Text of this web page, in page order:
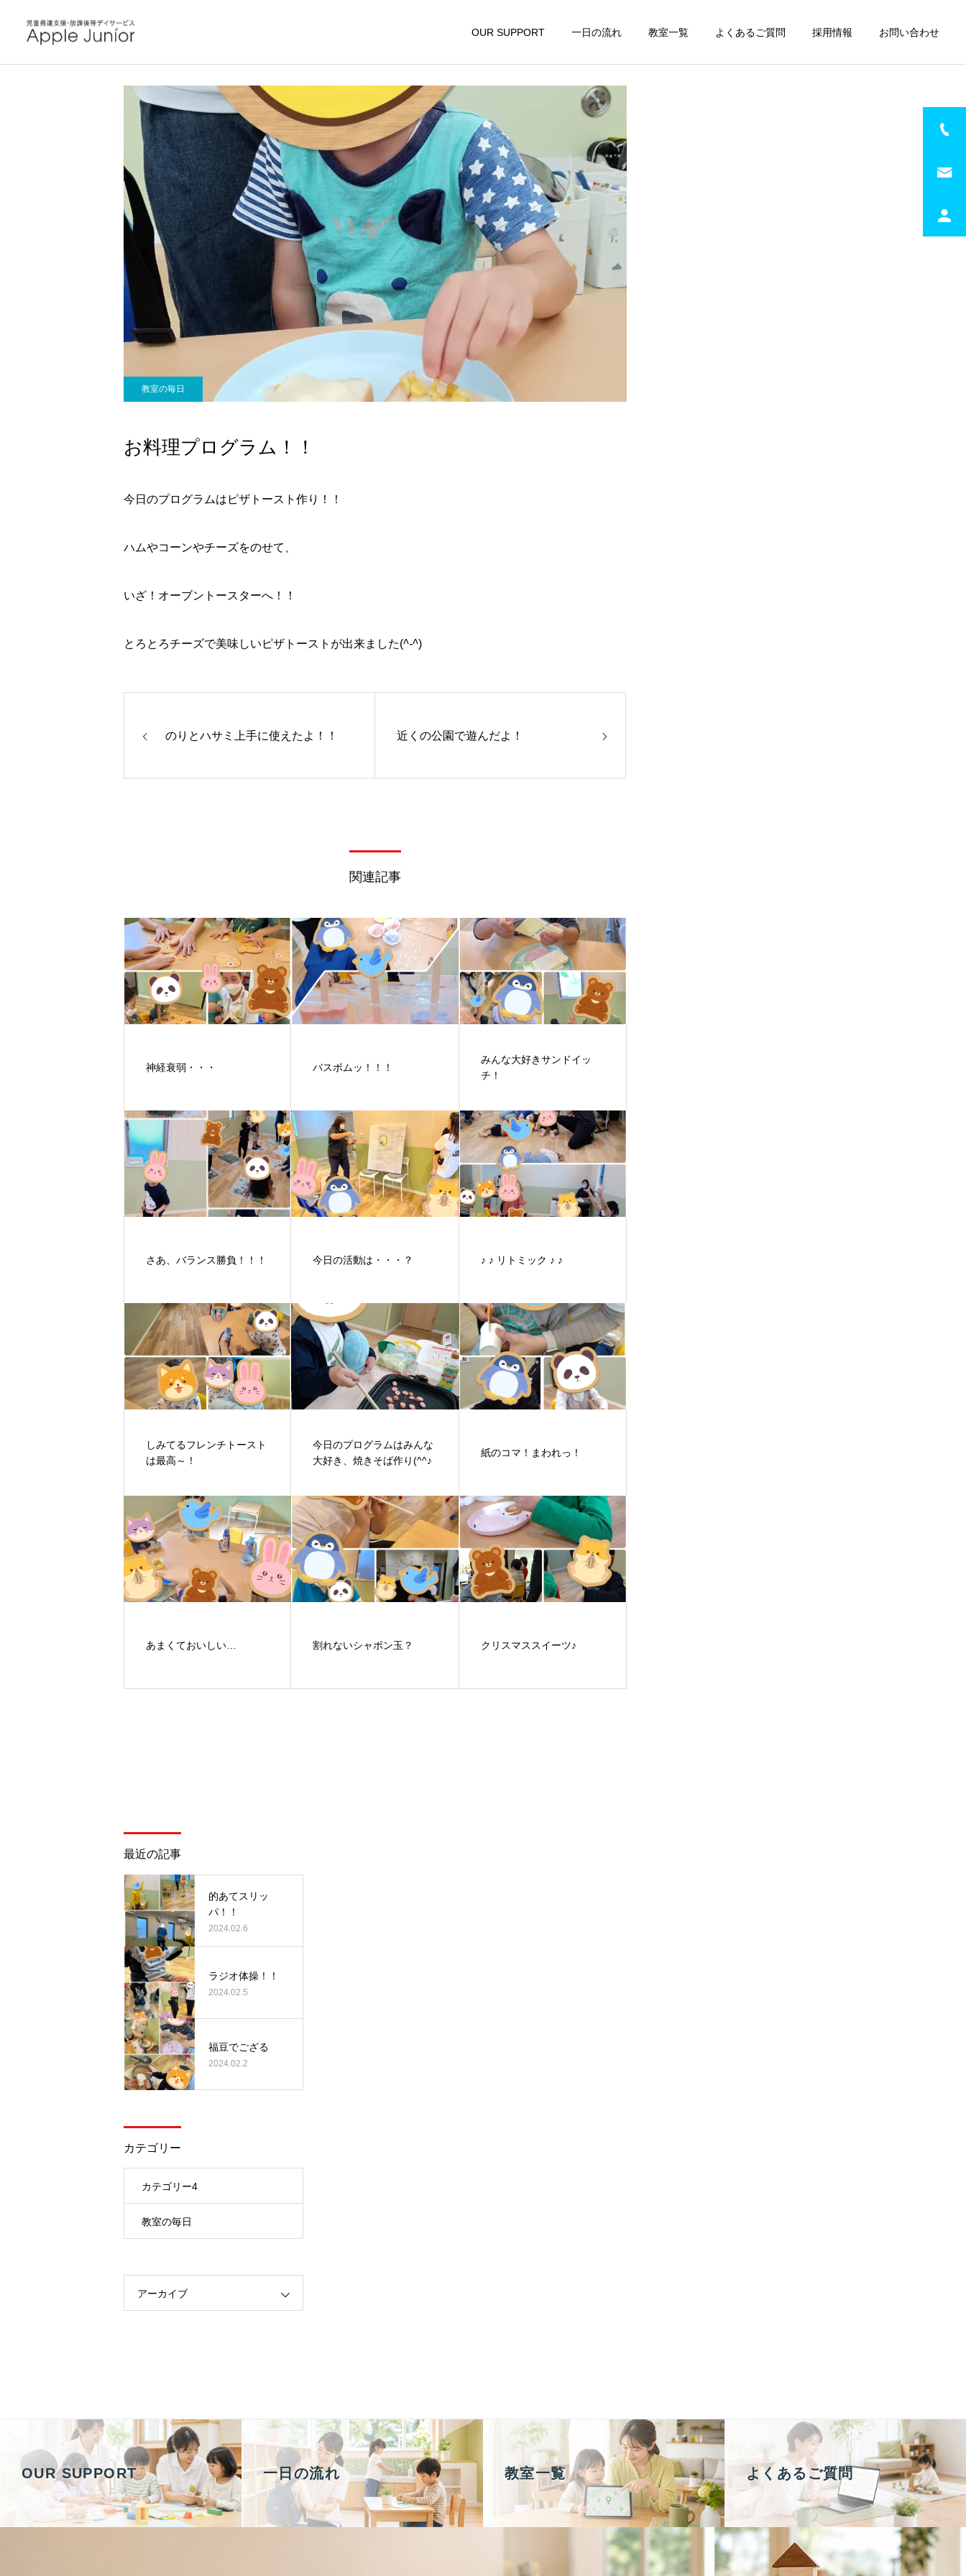
OUR SUPPORT 一日の流れ 教室一覧 よくあるご質問 採用情報 お問い合わせ
教室の毎日
お料理プログラム！！
今日のプログラムはピザトースト作り！！
ハムやコーンやチーズをのせて、
いざ！オーブントースターへ！！
とろとろチーズで美味しいピザトーストが出来ました(^-^)
のりとハサミ上手に使えたよ！！ 近くの公園で遊んだよ！
関連記事
神経衰弱・・・ バスボムッ！！！
みんな大好きサンドイッ
チ！
さあ、バランス勝負！！！ 今日の活動は・・・？ ♪ ♪ リトミック ♪ ♪
しみてるフレンチトースト
は最高～！
今日のプログラムはみんな
大好き、焼きそば作り(^^♪
紙のコマ！まわれっ！
あまくておいしい… 割れないシャボン玉？ クリスマススイーツ♪
最近の記事
的あてスリッ
パ！！
2024.02.6
ラジオ体操！！
2024.02.5
福豆でござる
2024.02.2
カテゴリー
カテゴリー4
教室の毎日
アーカイブ
OUR SUPPORT 一日の流れ 教室一覧 よくあるご質問